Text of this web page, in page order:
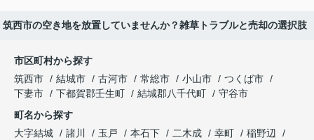
筑西市の空き地を放置していませんか？雑草トラブルと売却の選択肢
市区町村から探す
筑西市
結城市 古河市 常総市 小山市
つくば市
下妻市
下都賀郡壬生町 結城郡八千代町
守谷市
町名から探す
大字結城
諸川 玉戸 本石下 二木成 幸町
稲野辺